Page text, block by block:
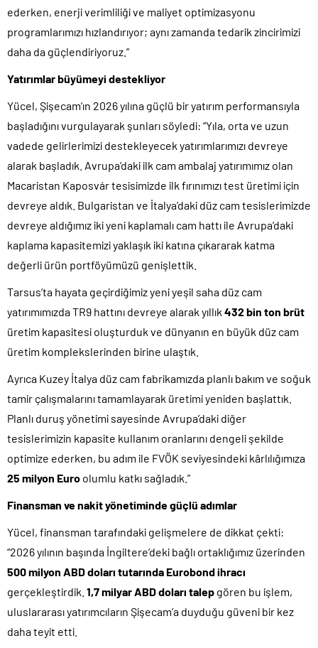
ederken, enerji verimliliği ve maliyet optimizasyonu
programlarımızı hızlandırıyor; aynı zamanda tedarik zincirimizi
daha da güçlendiriyoruz.”
Yatırımlar büyümeyi destekliyor
Yücel, Şişecam’ın 2026 yılına güçlü bir yatırım performansıyla
başladığını vurgulayarak şunları söyledi: “Yıla, orta ve uzun
vadede gelirlerimizi destekleyecek yatırımlarımızı devreye
alarak başladık. Avrupa’daki ilk cam ambalaj yatırımımız olan
Macaristan Kaposvár tesisimizde ilk fırınımızı test üretimi için
devreye aldık. Bulgaristan ve İtalya’daki düz cam tesislerimizde
devreye aldığımız iki yeni kaplamalı cam hattı ile Avrupa’daki
kaplama kapasitemizi yaklaşık iki katına çıkararak katma
değerli ürün portföyümüzü genişlettik.
Tarsus’ta hayata geçirdiğimiz yeni yeşil saha düz cam
yatırımımızda TR9 hattını devreye alarak yıllık 432 bin ton brüt
üretim kapasitesi oluşturduk ve dünyanın en büyük düz cam
üretim komplekslerinden birine ulaştık.
Ayrıca Kuzey İtalya düz cam fabrikamızda planlı bakım ve soğuk
tamir çalışmalarını tamamlayarak üretimi yeniden başlattık.
Planlı duruş yönetimi sayesinde Avrupa’daki diğer
tesislerimizin kapasite kullanım oranlarını dengeli şekilde
optimize ederken, bu adım ile FVÖK seviyesindeki kârlılığımıza
25 milyon Euro olumlu katkı sağladık.”
Finansman ve nakit yönetiminde güçlü adımlar
Yücel, finansman tarafındaki gelişmelere de dikkat çekti:
“2026 yılının başında İngiltere’deki bağlı ortaklığımız üzerinden
500 milyon ABD doları tutarında Eurobond ihracı
gerçekleştirdik. 1,7 milyar ABD doları talep gören bu işlem,
uluslararası yatırımcıların Şişecam’a duyduğu güveni bir kez
daha teyit etti.